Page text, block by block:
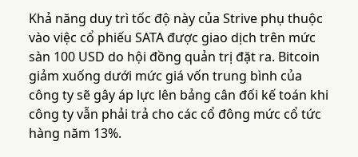
Khả năng duy trì tốc độ này của Strive phụ thuộc
vào việc cổ phiếu SATA được giao dịch trên mức
sàn 100 USD do hội đồng quản trị đặt ra. Bitcoin
giảm xuống dưới mức giá vốn trung bình của
công ty sẽ gây áp lực lên bảng cân đối kế toán khi
công ty vẫn phải trả cho các cổ đông mức cổ tức
hàng năm 13%.